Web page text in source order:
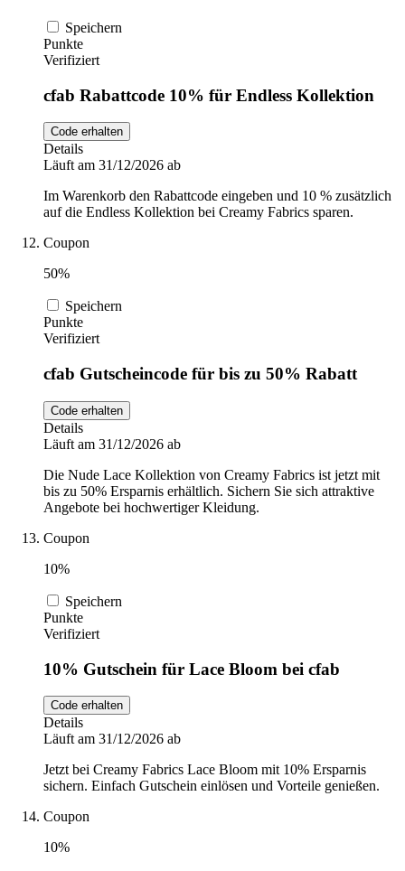
Speichern
Punkte
Verifiziert
cfab Rabattcode 10% für Endless Kollektion
Code erhalten
Details
Läuft am 31/12/2026 ab
Im Warenkorb den Rabattcode eingeben und 10 % zusätzlich
auf die Endless Kollektion bei Creamy Fabrics sparen.
Coupon
50%
Speichern
Punkte
Verifiziert
cfab Gutscheincode für bis zu 50% Rabatt
Code erhalten
Details
Läuft am 31/12/2026 ab
Die Nude Lace Kollektion von Creamy Fabrics ist jetzt mit
bis zu 50% Ersparnis erhältlich. Sichern Sie sich attraktive
Angebote bei hochwertiger Kleidung.
Coupon
10%
Speichern
Punkte
Verifiziert
10% Gutschein für Lace Bloom bei cfab
Code erhalten
Details
Läuft am 31/12/2026 ab
Jetzt bei Creamy Fabrics Lace Bloom mit 10% Ersparnis
sichern. Einfach Gutschein einlösen und Vorteile genießen.
Coupon
10%